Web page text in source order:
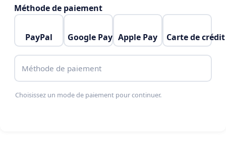
Méthode de paiement
PayPal Google Pay Apple Pay Carte de crédit
Méthode de paiement
Choisissez un mode de paiement pour continuer.